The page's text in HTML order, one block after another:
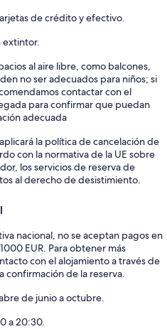
de crédito y efectivo.
extintor.
al aire libre, como balcones,
no ser adecuados para niños; si
contactar con el
para confirmar que puedan
adecuada
la política de cancelación de
con la normativa de la UE sobre
los servicios de reserva de
al derecho de desistimiento.
nacional, no se aceptan pagos en
EUR. Para obtener más
con el alojamiento a través de
confirmación de la reserva.
de junio a octubre.
a 20:30.